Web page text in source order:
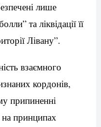
лише
та ліквідації її
Лівану”.
взаємного
кордонів,
припиненні
принципах